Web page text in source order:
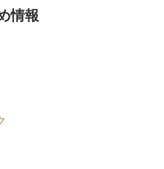
情報